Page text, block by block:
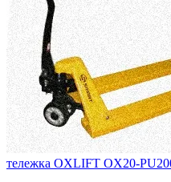
тележка OXLIFT OX20-